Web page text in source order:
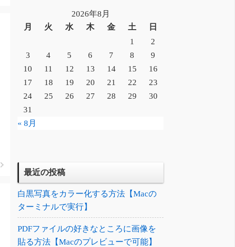
2026年8月
月
火 水 木 金 土
日
1
2
3
4 5 6 7 8
9
10
11 12 13 14 15
16
17
18 19 20 21 22
23
24
25 26 27 28 29
30
31
« 8月
最近の投稿
白黒写真をカラー化する方法【Macの
ターミナルで実行】
PDFファイルの好きなところに画像を
貼る方法【Macのプレビューで可能】